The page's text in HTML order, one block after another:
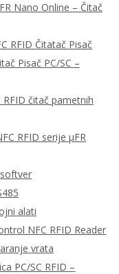
Nano Online – Čitač
RFID Čitatač Pisač
Pisač PC/SC –
RFID čitač pametnih
RFID serije μFR
alati
NFC RFID Reader
vrata
PC/SC RFID –